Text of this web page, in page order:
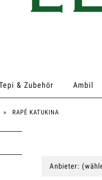
& Zubehör Ambil
» RAPÉ KATUKINA
Anbieter: